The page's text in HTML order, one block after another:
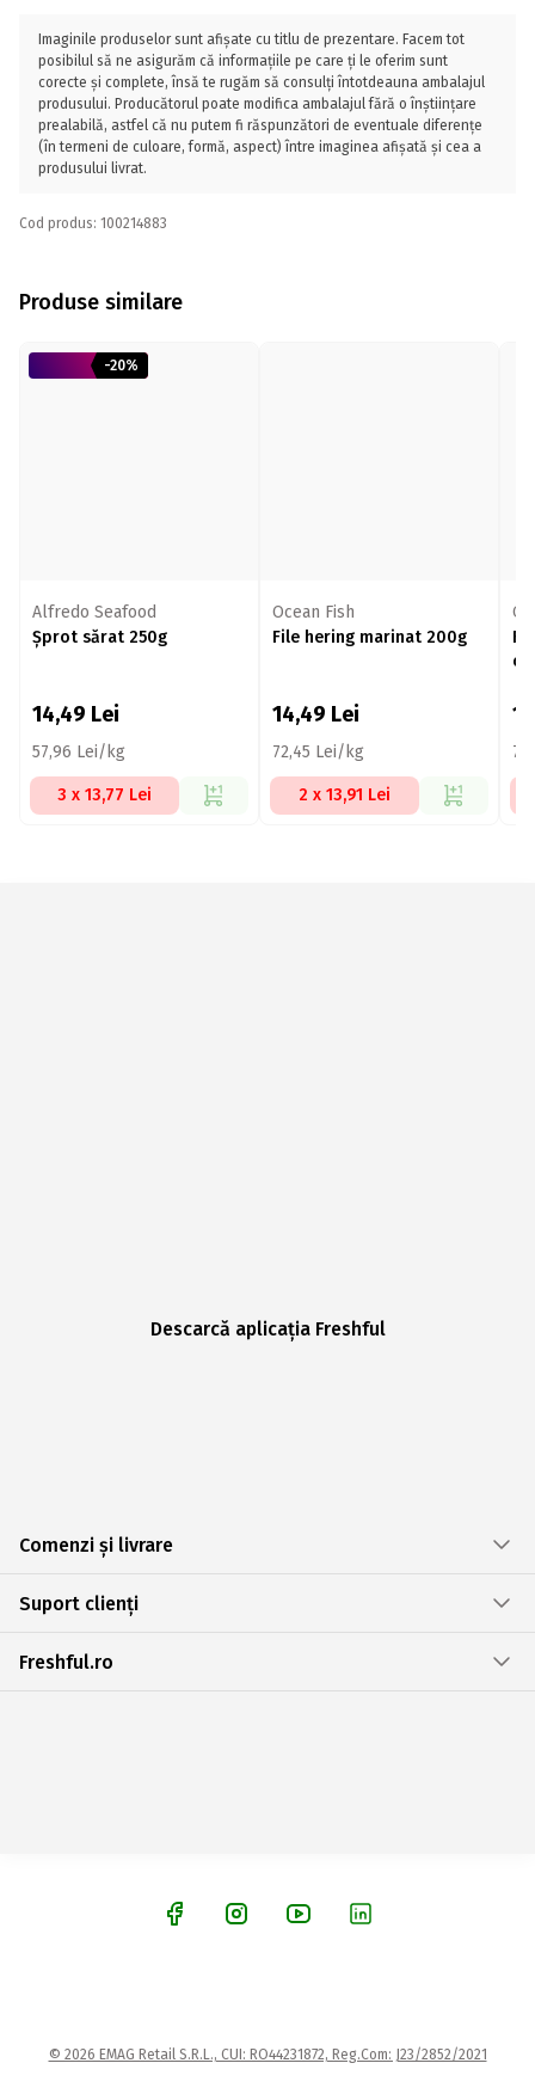
Imaginile produselor sunt afișate cu titlu de prezentare. Facem tot
posibilul să ne asigurăm că informațiile pe care ți le oferim sunt
corecte și complete, însă te rugăm să consulți întotdeauna ambalajul
produsului. Producătorul poate modifica ambalajul fără o înștiințare
prealabilă, astfel că nu putem fi răspunzători de eventuale diferențe
(în termeni de culoare, formă, aspect) între imaginea afișată și cea a
produsului livrat.
Cod produs: 100214883
Produse similare
-20%
Alfredo Seafood
Șprot sărat 250g
14,49 Lei
57,96 Lei/kg
3 x 13,77 Lei
Ocean Fish
File hering marinat 200g
14,49 Lei
72,45 Lei/kg
2 x 13,91 Lei
Descarcă aplicația Freshful
Comenzi și livrare
Suport clienți
Freshful.ro
© 2026 EMAG Retail S.R.L., CUI: RO44231872, Reg.Com: J23/2852/2021